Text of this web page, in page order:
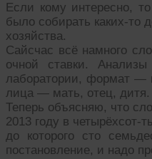
Если кому интересно,
было собирать каких-то
хозяйства.
Сайсчас всё намного
очной ставки.
лаборатории, формат —
лица — мать, отец, дитя.
Теперь объясняю, что
2013 году в
до которого сто
постановление, и надо